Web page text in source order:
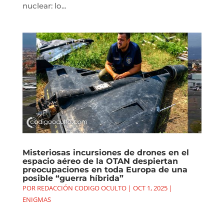
nuclear: lo...
Misteriosas incursiones de drones en el
espacio aéreo de la OTAN despiertan
preocupaciones en toda Europa de una
posible “guerra híbrida”
POR REDACCIÓN CODIGO OCULTO| OCT 1, 2025|
ENIGMAS